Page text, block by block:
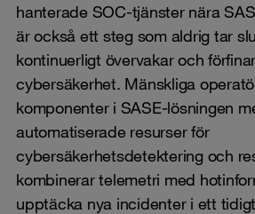
hanterade SOC-tjänster nära
är också ett steg som aldrig tar
kontinuerligt övervakar och
cybersäkerhet. Mänskliga
komponenter i SASE-lösningen
automatiserade resurser för
cybersäkerhetsdetektering och
kombinerar telemetri med
upptäcka nya incidenter i ett